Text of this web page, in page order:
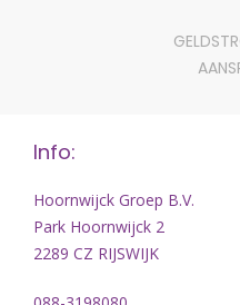
Info:
Hoornwijck Groep B.V.
Park Hoornwijck 2
2289 CZ RIJSWIJK